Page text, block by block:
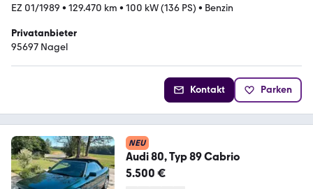
EZ 01/1989 • 129.470 km • 100 kW (136 PS) • Benzin
Privatanbieter
95697 Nagel
Kontakt Parken
NEU
Audi 80, Typ 89 Cabrio
5.500 €